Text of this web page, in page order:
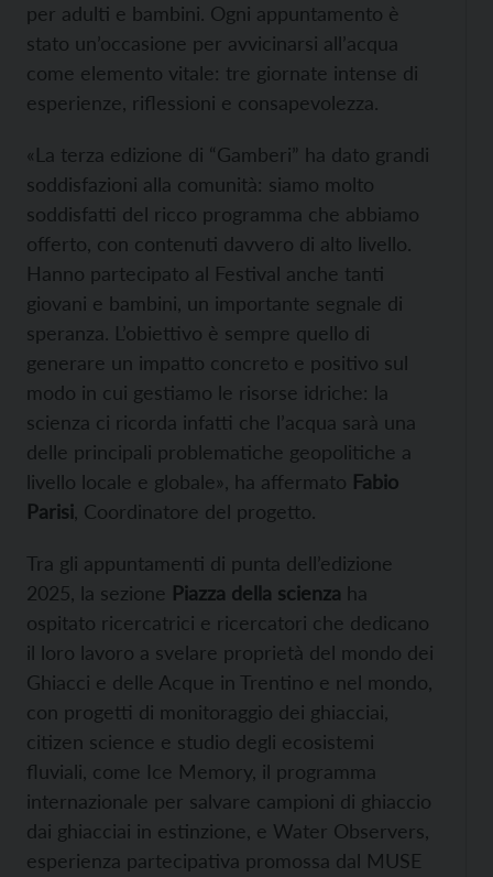
per adulti e bambini. Ogni appuntamento è
stato un’occasione per avvicinarsi all’acqua
come elemento vitale: tre giornate intense di
esperienze, riflessioni e consapevolezza.
«La terza edizione di “Gamberi” ha dato grandi
soddisfazioni alla comunità: siamo molto
soddisfatti del ricco programma che abbiamo
offerto, con contenuti davvero di alto livello.
Hanno partecipato al Festival anche tanti
giovani e bambini, un importante segnale di
speranza. L’obiettivo è sempre quello di
generare un impatto concreto e positivo sul
modo in cui gestiamo le risorse idriche: la
scienza ci ricorda infatti che l’acqua sarà una
delle principali problematiche geopolitiche a
livello locale e globale», ha affermato Fabio
Parisi , Coordinatore del progetto.
Tra gli appuntamenti di punta dell’edizione
2025, la sezione Piazza della scienza ha
ospitato ricercatrici e ricercatori che dedicano
il loro lavoro a svelare proprietà del mondo dei
Ghiacci e delle Acque in Trentino e nel mondo,
con progetti di monitoraggio dei ghiacciai,
citizen science e studio degli ecosistemi
fluviali, come Ice Memory, il programma
internazionale per salvare campioni di ghiaccio
dai ghiacciai in estinzione, e Water Observers,
esperienza partecipativa promossa dal MUSE